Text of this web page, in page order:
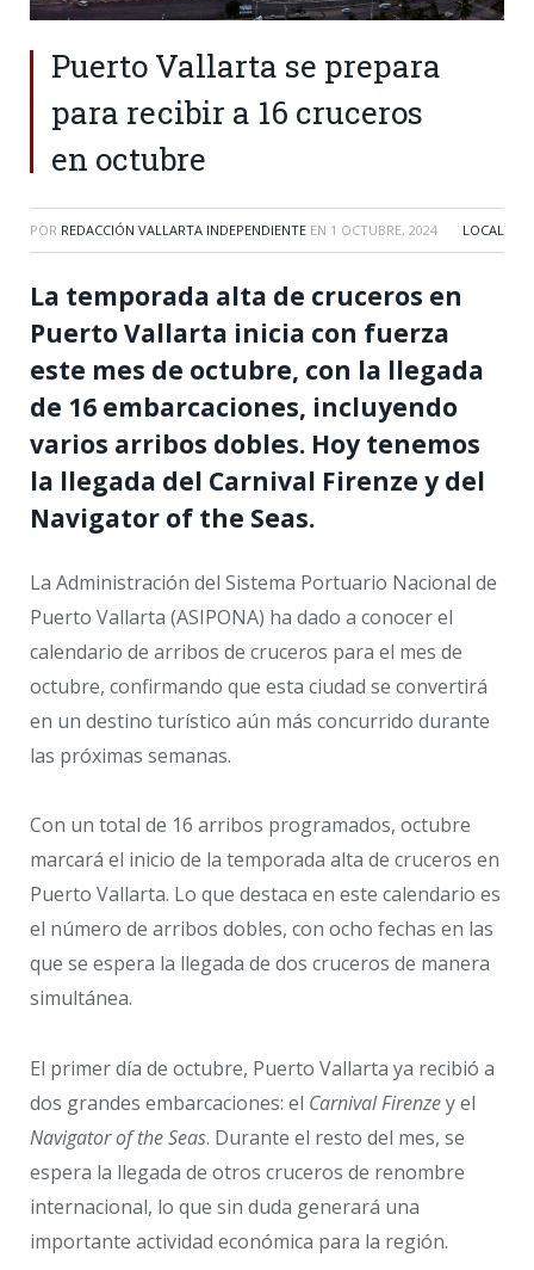
Puerto Vallarta se prepara
para recibir a 16 cruceros
en octubre
POR REDACCIÓN VALLARTA INDEPENDIENTE EN 1 OCTUBRE, 2024 LOCAL
La temporada alta de cruceros en
Puerto Vallarta inicia con fuerza
este mes de octubre, con la llegada
de 16 embarcaciones, incluyendo
varios arribos dobles. Hoy tenemos
la llegada del Carnival Firenze y del
Navigator of the Seas.
La Administración del Sistema Portuario Nacional de
Puerto Vallarta (ASIPONA) ha dado a conocer el
calendario de arribos de cruceros para el mes de
octubre, confirmando que esta ciudad se convertirá
en un destino turístico aún más concurrido durante
las próximas semanas.
Con un total de 16 arribos programados, octubre
marcará el inicio de la temporada alta de cruceros en
Puerto Vallarta. Lo que destaca en este calendario es
el número de arribos dobles, con ocho fechas en las
que se espera la llegada de dos cruceros de manera
simultánea.
El primer día de octubre, Puerto Vallarta ya recibió a
dos grandes embarcaciones: el Carnival Firenzey el
Navigator of the Seas. Durante el resto del mes, se
espera la llegada de otros cruceros de renombre
internacional, lo que sin duda generará una
importante actividad económica para la región.